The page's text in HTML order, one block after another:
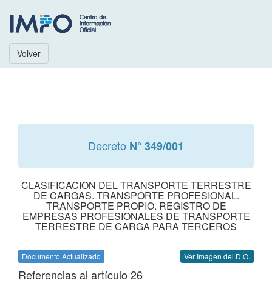
Volver
Decreto N° 349/001
CLASIFICACION DEL TRANSPORTE TERRESTRE
DE CARGAS. TRANSPORTE PROFESIONAL.
TRANSPORTE PROPIO. REGISTRO DE
EMPRESAS PROFESIONALES DE TRANSPORTE
TERRESTRE DE CARGA PARA TERCEROS
Documento Actualizado Ver Imagen del D.O.
Referencias al artículo 26